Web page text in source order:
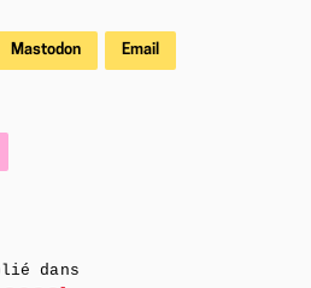
Mastodon Email
dans